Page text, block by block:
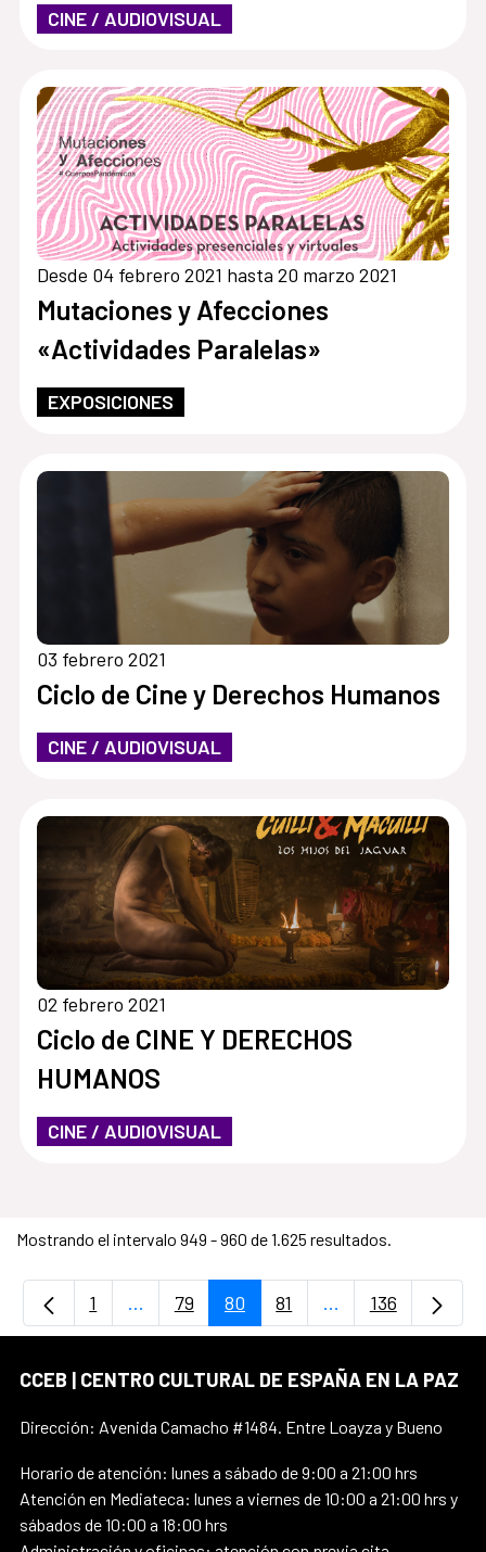
CINE / AUDIOVISUAL
Desde 04 febrero 2021 hasta 20 marzo 2021
Mutaciones y Afecciones
«Actividades Paralelas»
EXPOSICIONES
03 febrero 2021
Ciclo de Cine y Derechos Humanos
CINE / AUDIOVISUAL
02 febrero 2021
Ciclo de CINE Y DERECHOS
HUMANOS
CINE / AUDIOVISUAL
Mostrando el intervalo 949 - 960 de 1.625 resultados.
Página
1 ...Páginas intermedias Use TAB para
Página
79 Página
80 Página
81 ...PáginasPágina
136
CCEB | CENTRO CULTURAL DE ESPAÑA EN LA PAZ
Dirección: Avenida Camacho #1484. Entre Loayza y Bueno
Horario de atención: lunes a sábado de 9:00 a 21:00 hrs
Atención en Mediateca: lunes a viernes de 10:00 a 21:00 hrs y
sábados de 10:00 a 18:00 hrs